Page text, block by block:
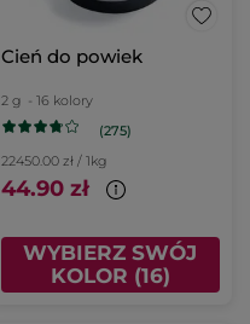
Cień do powiek
2 g - 16 kolory
(275)
22450.00 zł / 1kg
44.90 zł
WYBIERZ SWÓJ
KOLOR (16)